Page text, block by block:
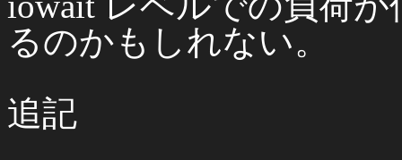
るのかもしれない。
追記